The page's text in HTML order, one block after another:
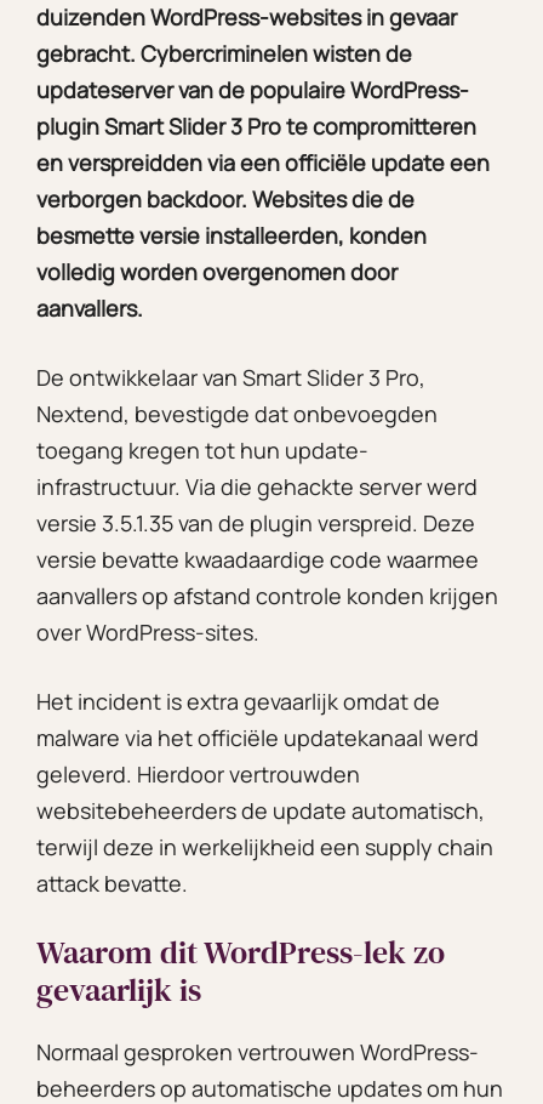
duizenden WordPress-websites in gevaar
gebracht. Cybercriminelen wisten de
updateserver van de populaire WordPress-
plugin Smart Slider 3 Pro te compromitteren
en verspreidden via een officiële update een
verborgen backdoor. Websites die de
besmette versie installeerden, konden
volledig worden overgenomen door
aanvallers.
De ontwikkelaar van Smart Slider 3 Pro,
Nextend, bevestigde dat onbevoegden
toegang kregen tot hun update-
infrastructuur. Via die gehackte server werd
versie 3.5.1.35 van de plugin verspreid. Deze
versie bevatte kwaadaardige code waarmee
aanvallers op afstand controle konden krijgen
over WordPress-sites.
Het incident is extra gevaarlijk omdat de
malware via het officiële updatekanaal werd
geleverd. Hierdoor vertrouwden
websitebeheerders de update automatisch,
terwijl deze in werkelijkheid een supply chain
attack bevatte.
Waarom dit WordPress-lek zo
gevaarlijk is
Normaal gesproken vertrouwen WordPress-
beheerders op automatische updates om hun